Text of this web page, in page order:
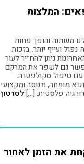
המלצות
משתנה והופך פחות
ועייף יותר. בזכות
ניתן להחזיר לעור
גם לשפר את המרקם
טיפול סקולפטרה.
מומחה, מנוסה ומקצועי
פלסטית. […] לסרטון
את הזמן לאחור